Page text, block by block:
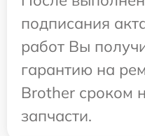
подписания
работ Вы
гарантию на
Brother сроком
запчасти.